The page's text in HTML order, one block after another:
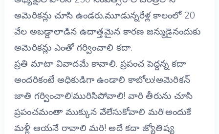
అమెరికన్లు చూసి ఉండరు.మూడున్నరేళ్ల కాలంలో 20
వేల అబడ్డాలాడిన ఉదాత్తమైన కారణ జన్ముడైనందుకు
అమెరికన్లు ఎంతో గర్వించాలి కదా.
ప్రతి మాటా వివాదమే కావాలి. ప్రపంచ పెద్దన్న కదా
అందరికంటే అధికుడిగా ఉండాలి కాబోలు!అమెరికన్
జాతి గర్వించాలి!మురిసిపోవాలి! వారి తీరును చూసి
ప్రపంచమంతా ముక్కున వేలేసుకోవాలి మరి!అందుకే
మళ్లీ ఆయనే రావాలి మరి! అదే కదా జ్యోతిష్య